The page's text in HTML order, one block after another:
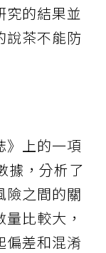
究的結果並
說茶不能防
》上的一項
據，分析了
險之間的關
比較大，
偏差和混淆